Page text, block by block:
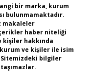
bir marka, kurum
bulunmamaktadır.
makaleler
haber niteliği
kişiler hakkında
ve kişiler ile isim
bilgiler